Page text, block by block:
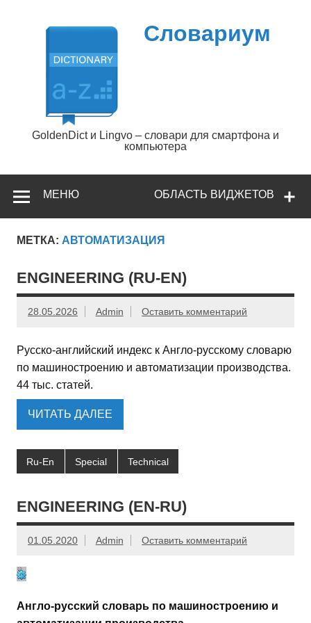
содержимому
Словариум
GoldenDict и Lingvo – словари для смартфона и
компьютера
ОБЛАСТЬ ВИДЖЕТОВ
МЕНЮ
МЕТКА: АВТОМАТИЗАЦИЯ
ENGINEERING (RU-EN)
28.05.2026 Admin Оставить комментарий
Русско-английский индекс к Англо-русскому словарю
по машиностроению и автоматизации производства.
44 тыс. статей.
ЧИТАТЬ ДАЛЕЕ
Ru-En Special Technical
ENGINEERING (EN-RU)
01.05.2020 Admin Оставить комментарий
Англо-русский словарь по машиностроению и